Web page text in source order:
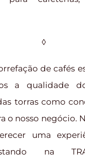
◊
de cafés
a qualidade
torras como
o nosso negócio.
uma
na